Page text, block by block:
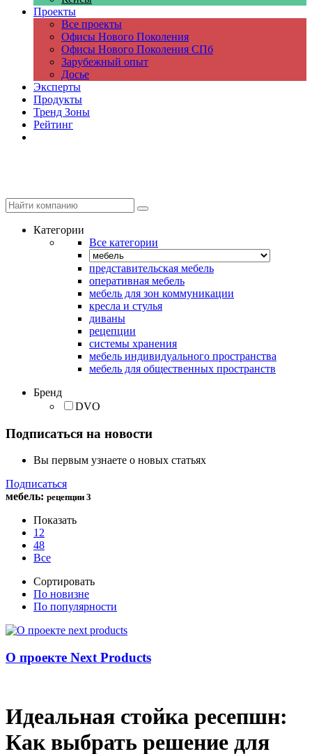
Проекты
Все проекты
Офисы Нового Поколения
Офисы Нового Поколения СПб
Зарубежный опыт
Досье
Эксперты
Продукты
Тренд Зоны
Рейтинг
Категории
Все категории
представительская мебель
оперативная мебель
мебель для зон коммуникации
кресла и стулья
диваны
рецепции
системы хранения
мебель индивидуального пространства
мебель для общественных пространств
Бренд
DVO
Подписаться на новости
Вы первым узнаете о новых статьях
Подписаться
мебель: рецепции 3
Показать
12
48
Все
Сортировать
По новизне
По популярности
О проекте Next Products
Идеальная стойка ресепшн:
Как выбрать решение для